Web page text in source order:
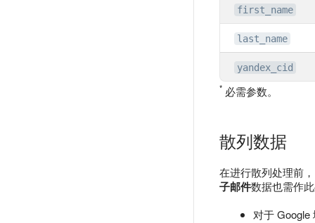
first_name
last_name
yandex_cid
* 必需参数。
散列数据
在进行散列处理前
子邮件数据也需作
对于